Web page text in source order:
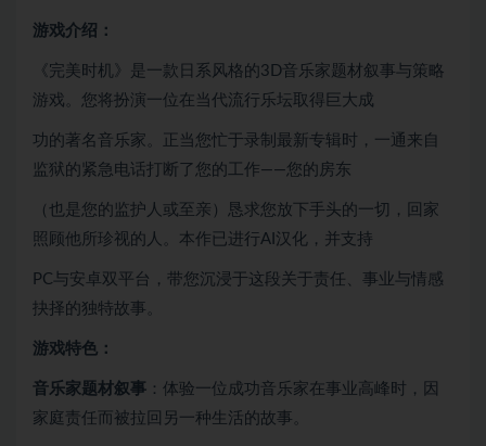
游戏介绍：
《完美时机》是一款日系风格的3D音乐家题材叙事与策略
游戏。您将扮演一位在当代流行乐坛取得巨大成
功的著名音乐家。正当您忙于录制最新专辑时，一通来自
监狱的紧急电话打断了您的工作——您的房东
（也是您的监护人或至亲）恳求您放下手头的一切，回家
照顾他所珍视的人。本作已进行AI汉化，并支持
PC与安卓双平台，带您沉浸于这段关于责任、事业与情感
抉择的独特故事。
游戏特色：
音乐家题材叙事 ：体验一位成功音乐家在事业高峰时，因
家庭责任而被拉回另一种生活的故事。